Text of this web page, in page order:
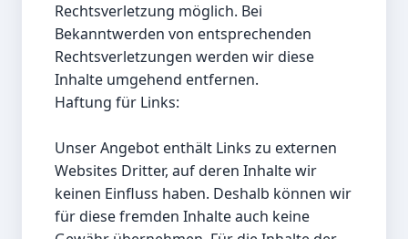
Rechtsverletzung möglich. Bei
Bekanntwerden von entsprechenden
Rechtsverletzungen werden wir diese
Inhalte umgehend entfernen.
Haftung für Links:
Unser Angebot enthält Links zu externen
Websites Dritter, auf deren Inhalte wir
keinen Einfluss haben. Deshalb können wir
für diese fremden Inhalte auch keine